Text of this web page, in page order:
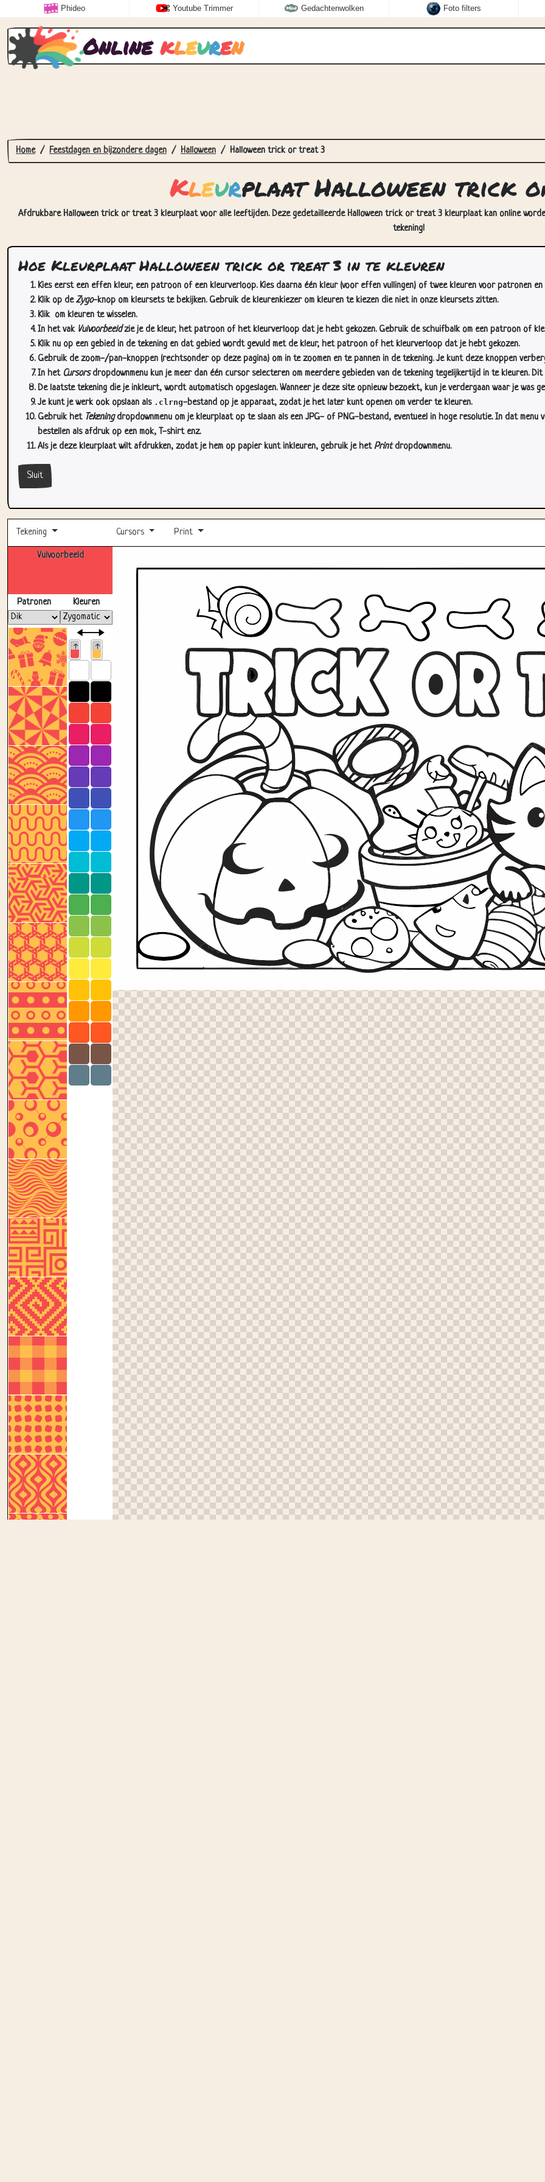
Phideo Youtube Trimmer Gedachtenwolken Foto filters
Online kleuren
Home Feestdagen en bijzondere dagen Halloween Halloween trick or treat 3
Kleurplaat Halloween trick
Afdrukbare Halloween trick or treat 3 kleurplaat voor alle leeftijden. Deze gedetailleerde Halloween trick or treat 3 kleurplaat kan online
tekening!
Hoe Kleurplaat Halloween trick or treat 3 in te kleuren
Kies eerst een effen kleur, een patroon of een kleurverloop. Kies daarna één kleur (voor effen vullingen) of twee kleuren voor patronen en
Klik op deZygo-knop om kleursets te bekijken. Gebruik de kleurenkiezer om kleuren te kiezen die niet in onze kleursets zitten.
Klik om kleuren te wisselen.
In het vak Vulvoorbeeldzie je de kleur, het patroon of het kleurverloop dat je hebt gekozen. Gebruik de schuifbalk om een patroon of
Klik nu op een gebied in de tekening en dat gebied wordt gevuld met de kleur, het patroon of het kleurverloop dat je hebt gekozen.
Gebruik de zoom-/pan-knoppen (rechtsonder op deze pagina) om in te zoomen en te pannen in de tekening. Je kunt deze knoppen
In het Cursorsdropdownmenu kun je meer dan één cursor selecteren om meerdere gebieden van de tekening tegelijkertijd in te kleuren. Dit
De laatste tekening die je inkleurt, wordt automatisch opgeslagen. Wanneer je deze site opnieuw bezoekt, kun je verdergaan waar je was
Je kunt je werk ook opslaan als .clrng-bestand op je apparaat, zodat je het later kunt openen om verder te kleuren.
Gebruik het Tekeningdropdownmenu om je kleurplaat op te slaan als een JPG- of PNG-bestand, eventueel in hoge resolutie. In dat
bestellen als afdruk op een mok, T-shirt enz.
Als je deze kleurplaat wilt afdrukken, zodat je hem op papier kunt inkleuren, gebruik je hetPrintdropdownmenu.
Sluit
Tekening Cursors Print
Vulvoorbeeld
Patronen Kleuren